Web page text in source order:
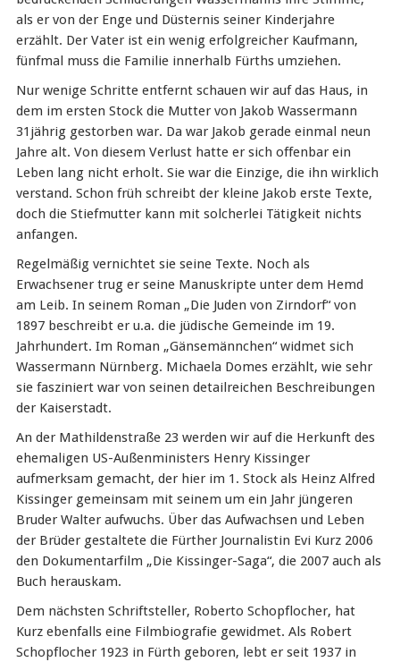
als er von der Enge und Düsternis seiner Kinderjahre
erzählt. Der Vater ist ein wenig erfolgreicher Kaufmann,
fünfmal muss die Familie innerhalb Fürths umziehen.
Nur wenige Schritte entfernt schauen wir auf das Haus, in
dem im ersten Stock die Mutter von Jakob Wassermann
31jährig gestorben war. Da war Jakob gerade einmal neun
Jahre alt. Von diesem Verlust hatte er sich offenbar ein
Leben lang nicht erholt. Sie war die Einzige, die ihn wirklich
verstand. Schon früh schreibt der kleine Jakob erste Texte,
doch die Stiefmutter kann mit solcherlei Tätigkeit nichts
anfangen.
Regelmäßig vernichtet sie seine Texte. Noch als
Erwachsener trug er seine Manuskripte unter dem Hemd
am Leib. In seinem Roman „Die Juden von Zirndorf“ von
1897 beschreibt er u.a. die jüdische Gemeinde im 19.
Jahrhundert. Im Roman „Gänsemännchen“ widmet sich
Wassermann Nürnberg. Michaela Domes erzählt, wie sehr
sie fasziniert war von seinen detailreichen Beschreibungen
der Kaiserstadt.
An der Mathildenstraße 23 werden wir auf die Herkunft des
ehemaligen US-Außenministers Henry Kissinger
aufmerksam gemacht, der hier im 1. Stock als Heinz Alfred
Kissinger gemeinsam mit seinem um ein Jahr jüngeren
Bruder Walter aufwuchs. Über das Aufwachsen und Leben
der Brüder gestaltete die Fürther Journalistin Evi Kurz 2006
den Dokumentarfilm „Die Kissinger-Saga“, die 2007 auch als
Buch herauskam.
Dem nächsten Schriftsteller, Roberto Schopflocher, hat
Kurz ebenfalls eine Filmbiografie gewidmet. Als Robert
Schopflocher 1923 in Fürth geboren, lebt er seit 1937 in